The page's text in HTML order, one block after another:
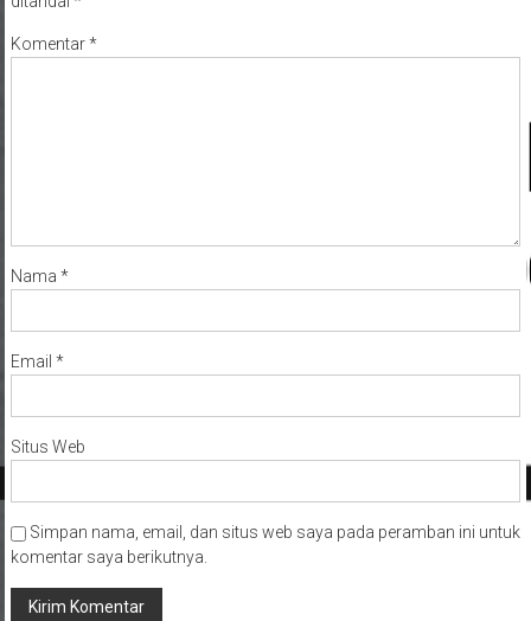
Komentar*
Nama *
Email *
Situs Web
Simpan nama, email, dan situs web saya pada peramban ini untuk
komentar saya berikutnya.